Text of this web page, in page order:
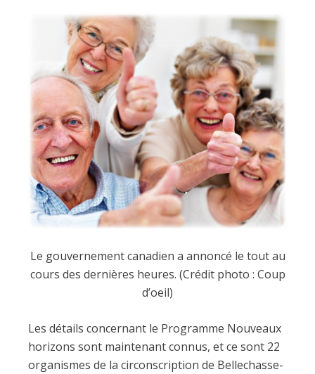
Le gouvernement canadien a annoncé le tout au
cours des dernières heures. (Crédit photo : Coup
d’oeil)
Les détails concernant le Programme Nouveaux
horizons sont maintenant connus, et ce sont 22
organismes de la circonscription de Bellechasse-